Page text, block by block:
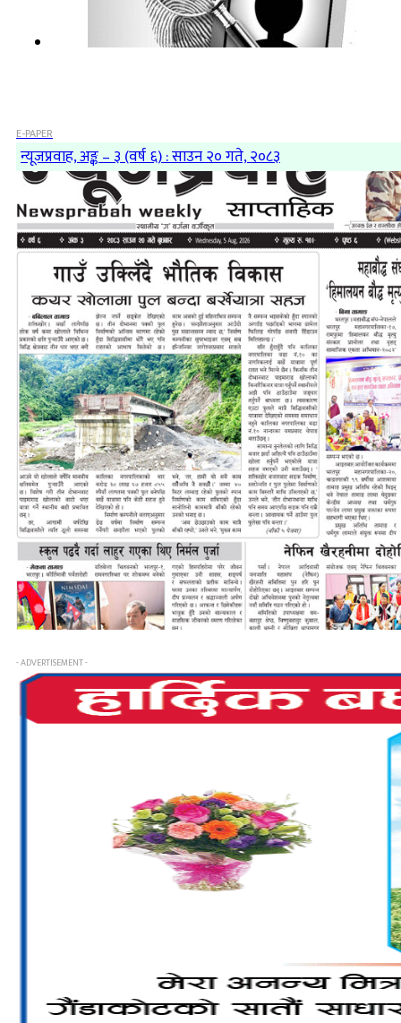
E-PAPER
न्यूजप्रवाह, अङ्क – ३ (वर्ष ६) : साउन २० गते, २०८३
- ADVERTISEMENT -